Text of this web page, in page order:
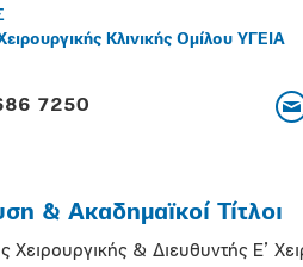
Κλινικής Ομίλου ΥΓΕΙΑ
7250
& Ακαδημαϊκοί Τίτλοι
Χειρουργικής & Διευθυντής Ε’